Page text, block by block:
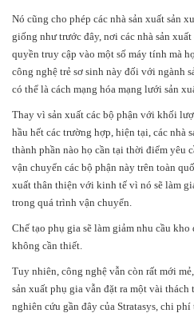
Nó cũng cho phép các nhà sản xuất sản
giống như trước đây, nơi các nhà sản
quyền truy cập vào một số máy tính mà
công nghệ trẻ sơ sinh này đối với ngành
có thể là cách mạng hóa mạng lưới sản
Thay vì sản xuất các bộ phận với khối
hầu hết các trường hợp, hiện tại, các nhà
thành phần nào họ cần tại thời điểm yêu
vận chuyển các bộ phận này trên toàn
xuất thân thiện với kinh tế vì nó sẽ làm
trong quá trình vận chuyển.
Chế tạo phụ gia sẽ làm giảm nhu cầu kho
không cần thiết.
Tuy nhiên, công nghệ vẫn còn rất mới
sản xuất phụ gia vẫn đặt ra một vài
nghiên cứu gần đây của Stratasys, chi